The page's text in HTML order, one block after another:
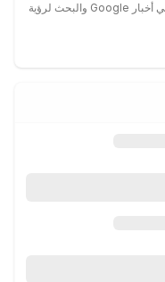
أضف COINOTAG إلى مصادرك المفضلة في أخبار Google والبحث لرؤية